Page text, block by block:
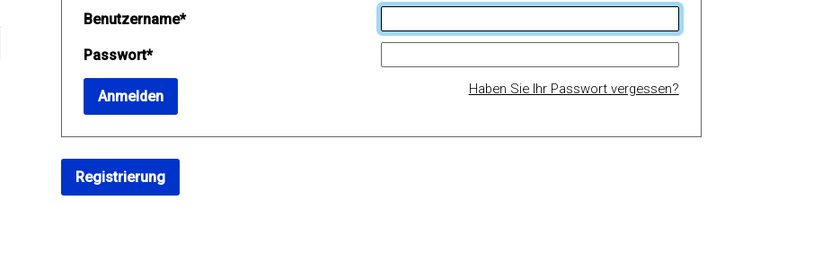
Benutzername*
Passwort*
Anmelden Haben Sie Ihr Passwort vergessen?
Registrierung